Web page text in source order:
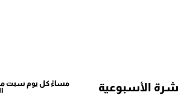
الأسبوعية
مساءً كل يوم سبت من